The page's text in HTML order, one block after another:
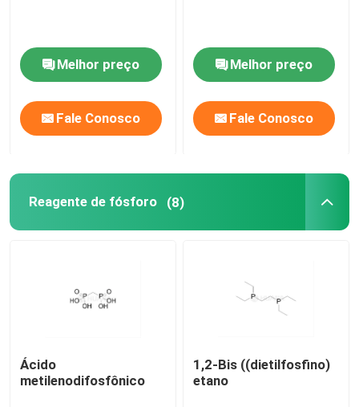
Melhor preço
Fale Conosco
Melhor preço
Fale Conosco
Reagente de fósforo (8)
Ácido
metilenodifosfônico
1,2-Bis ((dietilfosfino)
etano